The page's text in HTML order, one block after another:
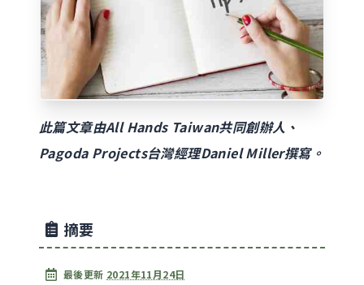
此篇文章由All Hands Taiwan共同創辦人、
Pagoda Projects台灣經理Daniel Miller撰寫。
摘要
最後更新 2021年11月24日